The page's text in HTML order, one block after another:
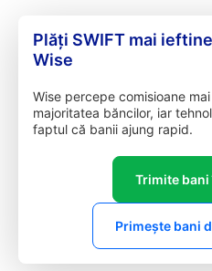
Plăți SWIFT mai
Wise
Wise percepe comisioane
majoritatea băncilor, iar
faptul că banii ajung rapid.
Trimite bani
Primește bani